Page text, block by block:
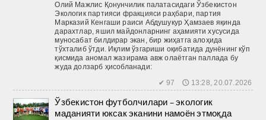
Олий Мажлис Қонунчилик палатасидаги Ўзбекистон
Экологик партияси фракцияси раҳбари, партия
Марказий Кенгаши раиси Абдушукур Ҳамзаев яқинда
дарахтлар, яшил майдонларнинг аҳамияти хусусида
муносабат билдирар экан, бир жиҳатга алоҳида
тўхталиб ўтди. Иқлим ўзгариши оқибатида дунёнинг кўп
қисмида аномал жазирама авж олаётган паллада бу
жуда долзарб ҳисобланади:
✔ 97 🕔 13:28, 20.07.2026
Ўзбекистон футболчилари – экологик
маданияти юксак эканини намоён этмоқда